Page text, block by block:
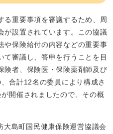
重要事項を審議するため、周
が設置されています。この協議
や保険給付の内容などの重要事
て審議し、答申を行うことを目
険者、保険医・保険薬剤師及び
合計12名の委員により構成さ
開催されましたので、その概
島町国民健康保険運営協議会